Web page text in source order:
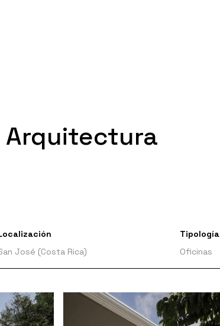
Arquitectura
José (Costa Rica)
Tipología
Oficinas